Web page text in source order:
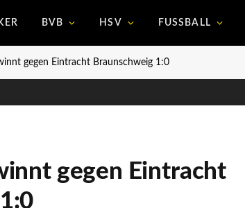
BVB HSV FUSSBALL
gegen Eintracht Braunschweig 1:0
gegen Eintracht